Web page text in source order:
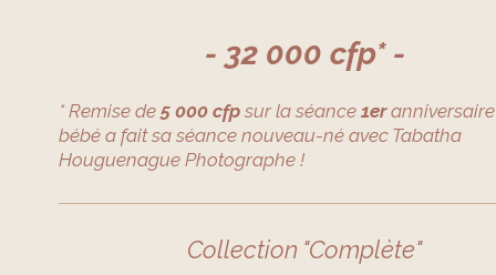
- 32 000 cfp* -
* Remise de 5 000 cfpsur la séance 1er
bébé a fait sa séance nouveau-né avec Tabatha
Houguenague Photographe !
Collection "Complète"